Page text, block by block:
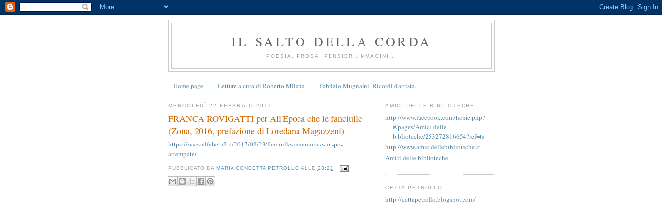
IL SALTO DELLA CORDA
POESIA, PROSA, PENSIERI,IMMAGINI...
Home page Letture a cura di Roberto Milana Fabrizio Mugnaini. Ricordi d'artista.
MERCOLEDÌ 22 FEBBRAIO 2017
FRANCA ROVIGATTI per All'Epoca che le fanciulle
(Zona, 2016, prefazione di Loredana Magazzeni)
https://www.alfabeta2.it/2017/02/23/fanciulle-innamorate-un-po-
attempate/
PUBBLICATO DA MARIA CONCETTA PETROLLO ALLE 23:22
AMICI DELLE BIBLIOTECHE
http://www.facebook.com/home.php?
#/pages/Amici-delle-
biblioteche/253272816654?ref=ts
http://www.amicidellebiblioteche.it
Amici delle biblioteche
CETTA PETROLLO
http://cettapetrollo.blogspot.com/